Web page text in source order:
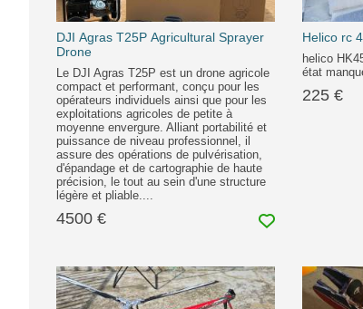
DJI Agras T25P Agricultural Sprayer
Drone
Le DJI Agras T25P est un drone agricole
compact et performant, conçu pour les
opérateurs individuels ainsi que pour les
exploitations agricoles de petite à
moyenne envergure. Alliant portabilité et
puissance de niveau professionnel, il
assure des opérations de pulvérisation,
d'épandage et de cartographie de haute
précision, le tout au sein d'une structure
légère et pliable....
4500 €
Helico rc
helico
état
225 €